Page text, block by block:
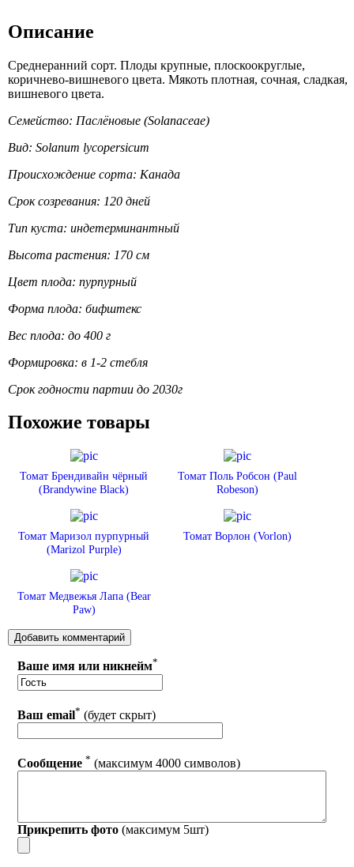
Описание
Среднеранний сорт. Плоды крупные, плоскоокруглые,
коричнево-вишневого цвета. Мякоть плотная, сочная, сладкая,
вишневого цвета.
Семейство: Паслёновые (Solanaceae)
Вид: Solanum lycopersicum
Происхождение сорта: Канада
Срок созревания: 120 дней
Тип куста: индетерминантный
Высота растения: 170 см
Цвет плода: пурпурный
Форма плода: бифштекс
Вес плода: до 400 г
Формировка: в 1-2 стебля
Срок годности партии до 2030г
Похожие товары
Томат Брендивайн чёрный
(Brandywine Black)
Томат Поль Робсон (Paul
Robeson)
Томат Маризол пурпурный
(Marizol Purple)
Томат Ворлон (Vorlon)
Томат Медвежья Лапа (Bear
Paw)
Ваше имя или никнейм*
Ваш email* (будет скрыт)
Сообщение * (максимум 4000 символов)
Прикрепить фото (максимум 5шт)